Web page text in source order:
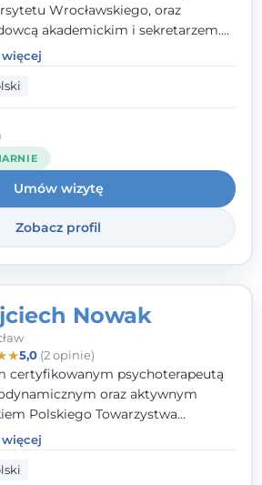
Wrocławskiego, oraz
akademickim i sekretarzem.
mam kwalifikacje mediatora,
się w sprawach rodzinnych,
oraz karnych.
Umów wizytę
Zobacz profil
Nowak
★5,0(2 opinie)
certyfikowanym psychoterapeutą
oraz aktywnym
Polskiego Towarzystwa
Psychodynamicznej. W
zawodowej kładę duży nacisk
słuchanie Pacjenta. Interesuje